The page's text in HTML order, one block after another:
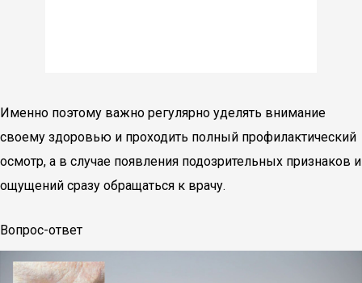
Именно поэтому важно регулярно уделять внимание
своему здоровью и проходить полный профилактический
осмотр, а в случае появления подозрительных признаков и
ощущений сразу обращаться к врачу.
Вопрос-ответ